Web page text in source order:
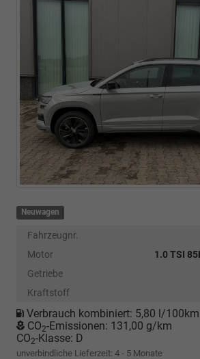
Neuwagen
Fahrzeugnr.
Motor
1.0 TSI
Getriebe
Kraftstoff
Verbrauch kombiniert: 5,80 l/100km
CO2-Emissionen: 131,00 g/km
CO2-Klasse: D
unverbindliche Lieferzeit: 4 - 5 Monate